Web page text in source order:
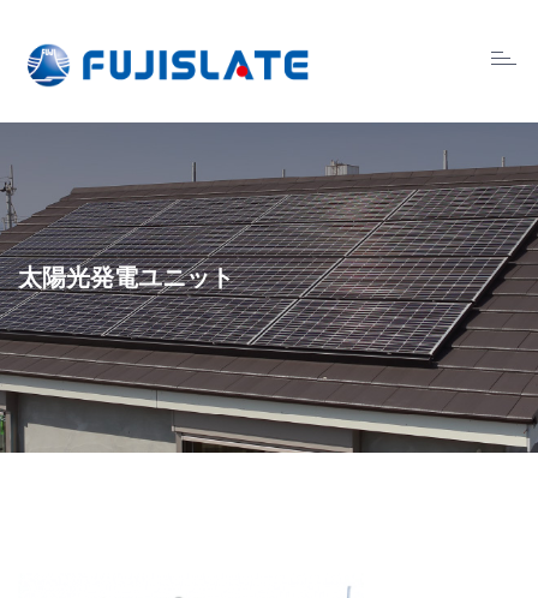
太陽光発電ユニット